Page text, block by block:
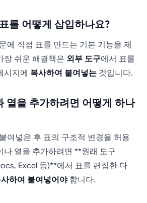
를 어떻게 삽입하나요?
에 직접 표를 만드는 기본 기능을 제
장 쉬운 해결책은 외부 도구에서 표를
시지에 복사하여 붙여넣는 것입니다.
열을 추가하려면 어떻게 하나
여넣은 후 표의 구조적 변경을 허용
나 열을 추가하려면 **원래 도구
Excel 등)**에서 표를 편집한 다
하여 붙여넣어야합니다.